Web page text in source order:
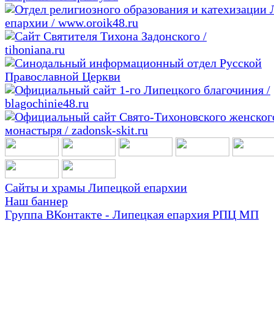
Сайты и храмы Липецкой епархии
Наш баннер
Группа ВКонтакте - Липецкая епархия РПЦ МП